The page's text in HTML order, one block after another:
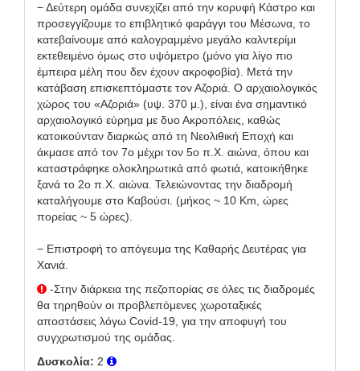
− Δεύτερη ομάδα συνεχίζει από την κορυφή Κάστρο και
προσεγγίζουμε το επιβλητικό φαράγγι του Μέσωνα, το
κατεβαίνουμε από καλογραμμένο μεγάλο καλντερίμι
εκτεθειμένο όμως στο υψόμετρο (μόνο για λίγο πιο
έμπειρα μέλη που δεν έχουν ακροφοβία). Μετά την
κατάβαση επισκεπτόμαστε τον Αζοριά. Ο αρχαιολογικός
χώρος του «Αζοριά» (υψ. 370 μ.), είναι ένα σημαντικό
αρχαιολογικό εύρημα με δυο Ακροπόλεις, καθώς
κατοικούνταν διαρκώς από τη Νεολιθική Εποχή και
άκμασε από τον 7ο μέχρι τον 5ο π.Χ. αιώνα, όπου και
καταστράφηκε ολοκληρωτικά από φωτιά, κατοικήθηκε
ξανά το 2ο π.Χ. αιώνα. Τελειώνοντας την διαδρομή
καταλήγουμε στο Καβούσι. (μήκος ~ 10 Km, ώρες
πορείας ~ 5 ώρες).
− Επιστροφή το απόγευμα της Καθαρής Δευτέρας για
Χανιά.
-Στην διάρκεια της πεζοπορίας σε όλες τις διαδρομές
θα τηρηθούν οι προβλεπόμενες χωροταξικές
αποστάσεις λόγω Covid-19, για την αποφυγή του
συγχρωτισμού της ομάδας.
Δυσκολία: 2